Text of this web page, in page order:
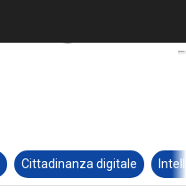
Cittadinanza digitale